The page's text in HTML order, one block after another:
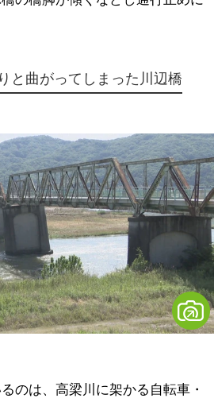
と曲がってしまった川辺橋
のは、高梁川に架かる自転車・